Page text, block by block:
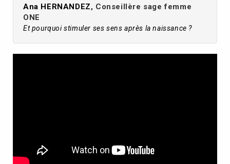
Ana HERNANDEZ, Conseillère sage femme
ONE
Et pourquoi stimuler ses sens après la naissance ?